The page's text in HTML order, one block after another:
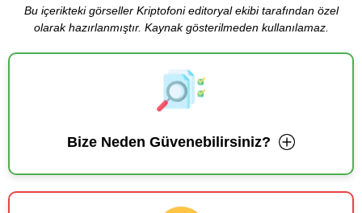
Bu içerikteki görseller Kriptofoni editoryal ekibi tarafından özel
olarak hazırlanmıştır. Kaynak gösterilmeden kullanılamaz.
Bize Neden Güvenebilirsiniz?